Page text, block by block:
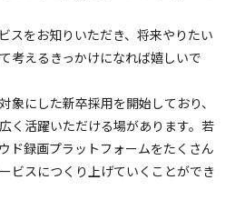
スをお知りいただき、将来やりたい
考えるきっかけになれば嬉しいで
象にした新卒採用を開始しており、
く活躍いただける場があります。若
ド録画プラットフォームをたくさん
ビスにつくり上げていくことができ